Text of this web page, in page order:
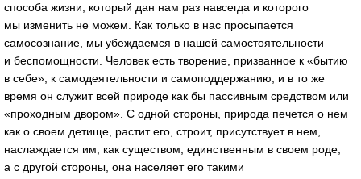
способа жизни, который дан нам раз навсегда и которого
мы изменить не можем. Как только в нас просыпается
самосознание, мы убеждаемся в нашей самостоятельности
и беспомощности. Человек есть творение, призванное к «бытию
в себе», к самодеятельности и самоподдержанию; и в то же
время он служит всей природе как бы пассивным средством или
«проходным двором». С одной стороны, природа печется о нем
как о своем детище, растит его, строит, присутствует в нем,
наслаждается им, как существом, единственным в своем роде;
а с другой стороны, она населяет его такими